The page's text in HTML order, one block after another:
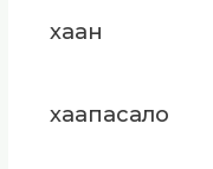
хаан
хаапасало